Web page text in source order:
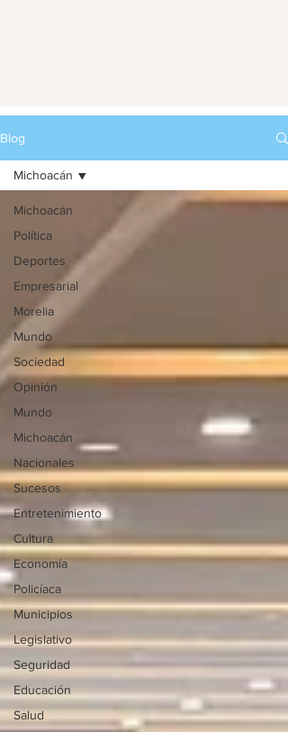
Blog
Michoacán
Política
Deportes
Empresarial
Morelia
Mundo
Sociedad
Opinión
Mundo
Michoacán
Nacionales
Sucesos
Entretenimiento
Cultura
Economía
Policíaca
Municipios
Legislativo
Seguridad
Educación
Salud
Michoacán